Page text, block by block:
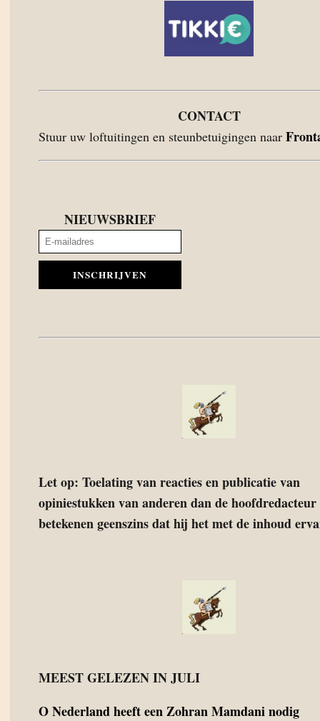
CONTACT
Stuur uw loftuitingen en steunbetuigingen naar
NIEUWSBRIEF
INSCHRIJVEN
Let op: Toelating van reacties en publicatie van
opiniestukken van anderen dan de hoofdredacteur
betekenen geenszins dat hij het met de inhoud
MEEST GELEZEN IN JULI
ONederland heeft een Zohran Mamdani nodig